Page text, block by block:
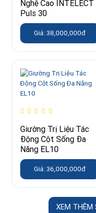
Nghệ Cao INTELECT
Puls 30
Giá: 38,000,000đ
Giường Trị Liệu Tác
Động Cột Sống Đa
Năng EL10
Giá: 36,000,000đ
XEM THÊM